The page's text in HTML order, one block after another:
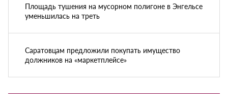
Площадь тушения на мусорном полигоне в Энгельсе
уменьшилась на треть
Саратовцам предложили покупать имущество
должников на «маркетплейсе»